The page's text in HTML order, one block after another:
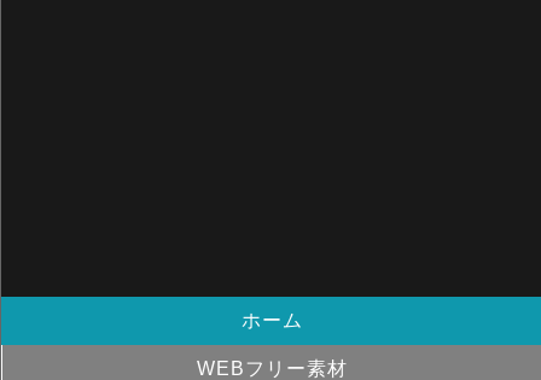
ホーム
WEBフリー素材